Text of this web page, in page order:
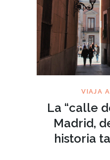
VIAJA
La “calle
Madrid,
historia